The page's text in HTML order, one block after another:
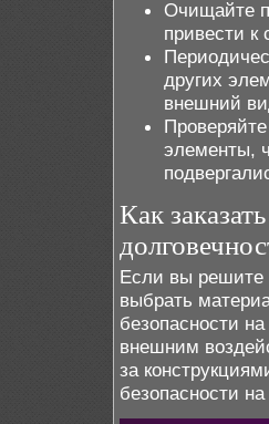
Очищайте
привести к
других
внешний
элементы,
Как
Если вы решите
выбрать
безопасности
внешним
за
безопасности